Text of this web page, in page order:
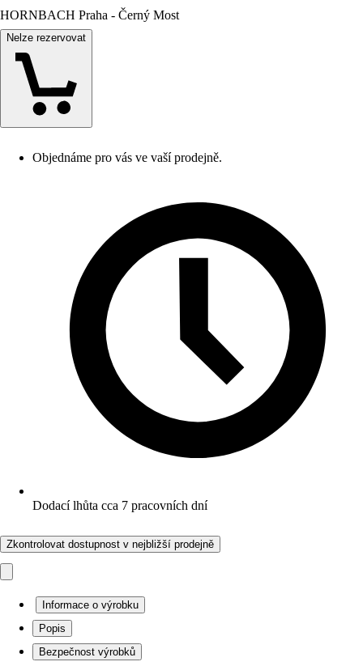
HORNBACH Praha - Černý Most
Nelze rezervovat
Objednáme pro vás ve vaší prodejně.
Dodací lhůta cca 7 pracovních dní
Zkontrolovat dostupnost v nejbližší prodejně
Informace o výrobku
Popis
Bezpečnost výrobků